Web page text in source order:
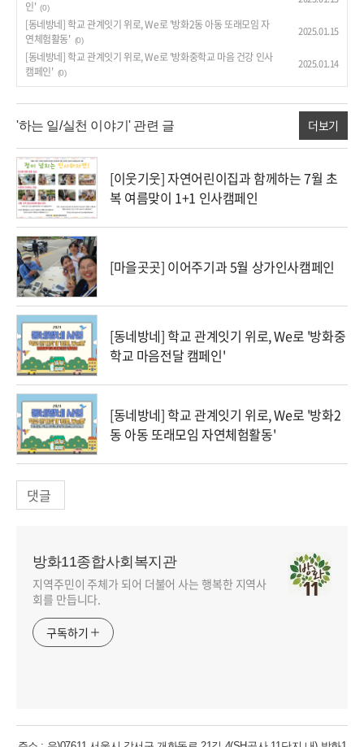
인' (0)
[동네방네] 학교 관계잇기 위로, We로 '방화2동 아동 또래모임 자
연체험활동' (0)
2025.01.15
[동네방네] 학교 관계잇기 위로, We로 '방화중학교 마음 건강 인사
캠페인' (0)
2025.01.14
'하는 일/실천 이야기' 관련 글 더보기
[이웃기웃] 자연어린이집과 함께하는 7월 초
복 여름맞이 1+1 인사캠페인
[마을곳곳] 이어주기과 5월 상가인사캠페인
[동네방네] 학교 관계잇기 위로, We로 '방화중
학교 마음전달 캠페인'
[동네방네] 학교 관계잇기 위로, We로 '방화2
동 아동 또래모임 자연체험활동'
댓글
방화11종합사회복지관
지역주민이 주체가 되어 더불어 사는 행복한 지역사
회를 만듭니다.
구독하기